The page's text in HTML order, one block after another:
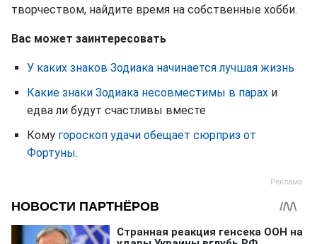
творчеством, найдите время на собственные хобби.
Вас может заинтересовать
У каких знаков Зодиака начинается лучшая жизнь
Какие знаки Зодиака несовместимы в парах и
едва ли будут счастливы вместе
Кому гороскоп удачи обещает сюрприз от
Фортуны.